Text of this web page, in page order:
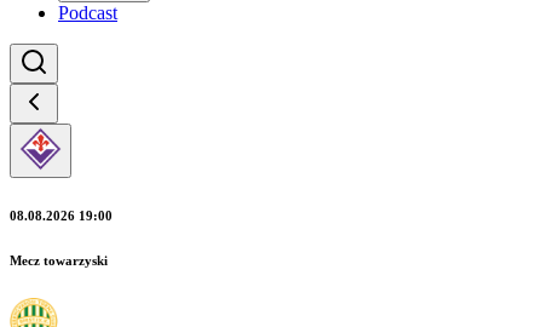
Podcast
08.08.2026 19:00
Mecz towarzyski